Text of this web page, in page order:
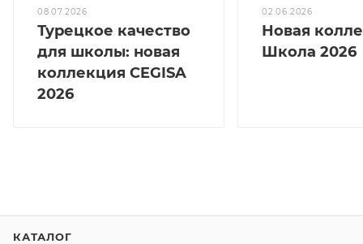
08.07.2026
Турецкое качество
для школы: новая
коллекция CEGISA
2026
02.06.2026
Новая
Школа 2026
КАТАЛОГ